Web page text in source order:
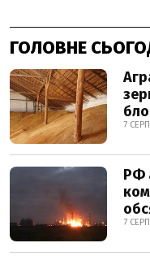
ГОЛОВНЕ
7
РФ
7